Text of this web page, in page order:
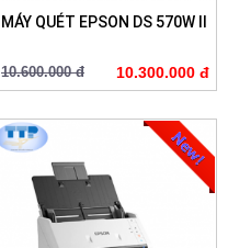
MÁY QUÉT EPSON DS 570W II
10.600.000 đ 10.300.000 đ